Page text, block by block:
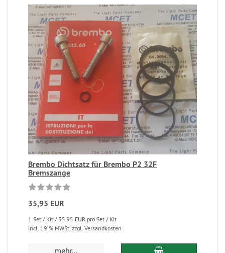
Brembo Dichtsatz für Brembo P2 32F
Bremszange
35,95 EUR
1 Set / Kit / 35,95 EUR pro Set / Kit
incl. 19 % MWSt. zzgl. Versandkosten
mehr...